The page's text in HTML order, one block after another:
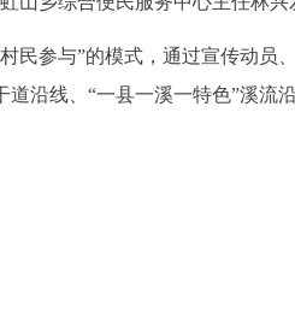
民参与”的模式，通过宣传动员
沿线、“一县一溪一特色”溪流